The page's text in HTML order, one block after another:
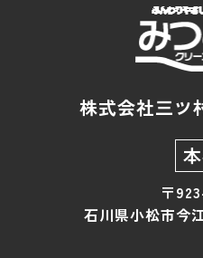
株式会社三ツ
〒
石川県小松市今